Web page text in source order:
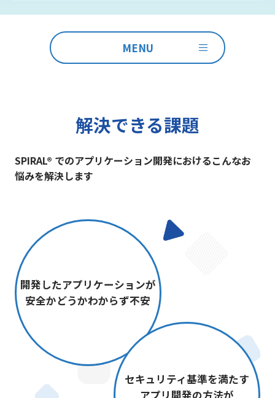
MENU
解決できる課題
SPIRAL® でのアプリケーション開発におけるこんなお
悩みを解決します
開発したアプリケーションが
安全かどうかわからず不安
セキュリティ基準を満たす